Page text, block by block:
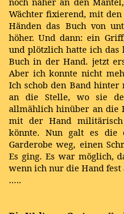
Wächter fixierend, mit
Händen das Buch von
höher. Und dann: ein
und plötzlich hatte ich das
Buch in der Hand. jetzt
Aber ich konnte nicht
Ich schob den Band hinter
an die Stelle, wo sie
allmählich hinüber an die
mit der Hand
könnte. Nun galt es die
Garderobe weg, einen
Es ging. Es war möglich,
wenn ich nur die Hand fest
…..